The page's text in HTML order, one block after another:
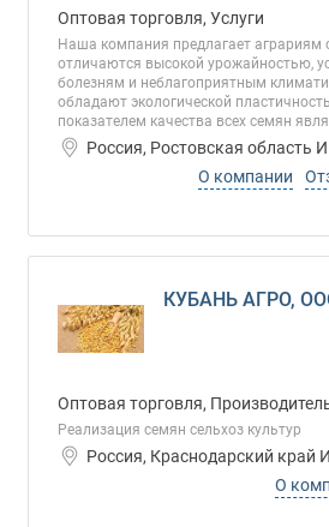
Оптовая торговля, Услуги
Наша компания предлагает аграриям
отличаются высокой урожайностью,
болезням и неблагоприятным
обладают экологической
показателем качества всех семян
Россия, Ростовская область
О компании
КУБАНЬ АГРО,
Оптовая торговля,
Реализация семян сельхоз культур
Россия, Краснодарский край
О